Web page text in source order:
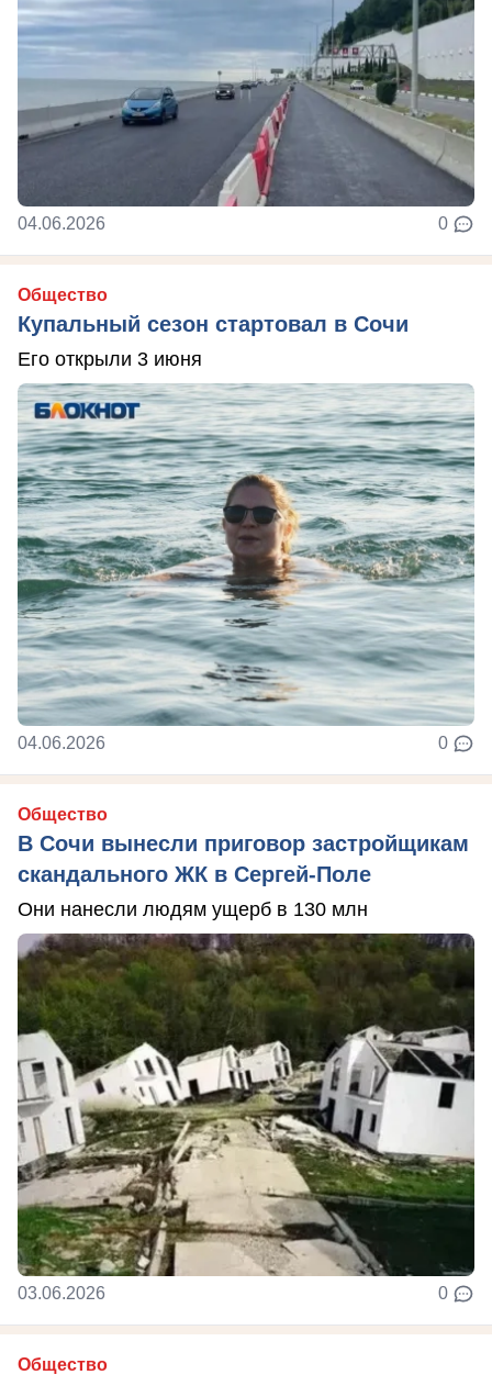
04.06.2026 0
Общество
Купальный сезон стартовал в Сочи
Его открыли 3 июня
04.06.2026 0
Общество
В Сочи вынесли приговор застройщикам
скандального ЖК в Сергей-Поле
Они нанесли людям ущерб в 130 млн
03.06.2026 0
Общество